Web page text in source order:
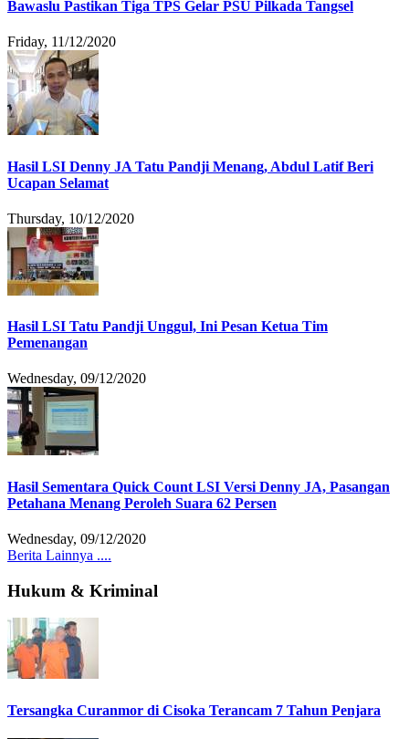
Bawaslu Pastikan Tiga TPS Gelar PSU Pilkada Tangsel
Friday, 11/12/2020
Hasil LSI Denny JA Tatu Pandji Menang, Abdul Latif Beri
Ucapan Selamat
Thursday, 10/12/2020
Hasil LSI Tatu Pandji Unggul, Ini Pesan Ketua Tim
Pemenangan
Wednesday, 09/12/2020
Hasil Sementara Quick Count LSI Versi Denny JA, Pasangan
Petahana Menang Peroleh Suara 62 Persen
Wednesday, 09/12/2020
Berita Lainnya ....
Hukum & Kriminal
Tersangka Curanmor di Cisoka Terancam 7 Tahun Penjara